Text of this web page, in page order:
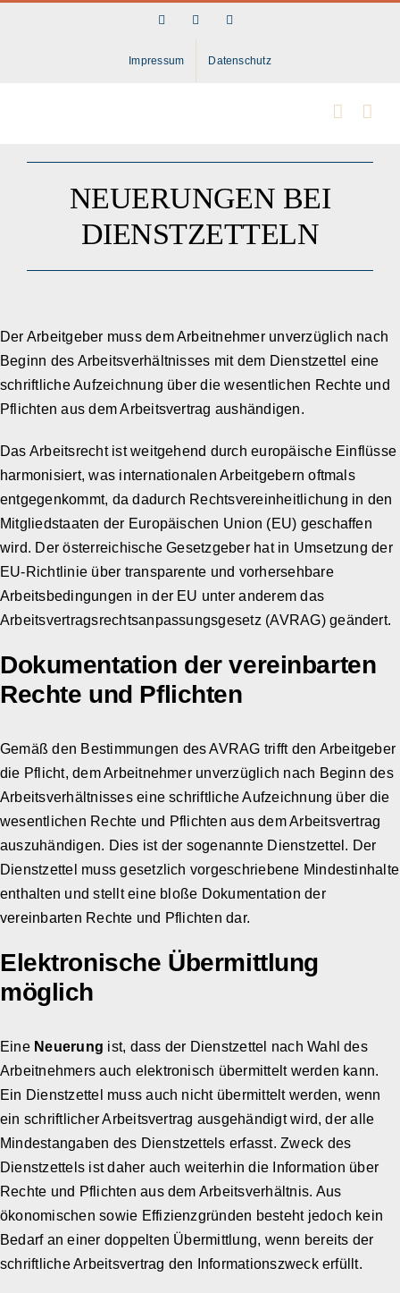
FacebookLinkedIn
Impressum Datenschutz
NEUERUNGEN BEI
DIENSTZETTELN
Der Arbeitgeber muss dem Arbeitnehmer unverzüglich nach
Beginn des Arbeitsverhältnisses mit dem Dienstzettel eine
schriftliche Aufzeichnung über die wesentlichen Rechte und
Pflichten aus dem Arbeitsvertrag aushändigen.
Das Arbeitsrecht ist weitgehend durch europäische Einflüsse
harmonisiert, was internationalen Arbeitgebern oftmals
entgegenkommt, da dadurch Rechtsvereinheitlichung in den
Mitgliedstaaten der Europäischen Union (EU) geschaffen
wird. Der österreichische Gesetzgeber hat in Umsetzung der
EU-Richtlinie über transparente und vorhersehbare
Arbeitsbedingungen in der EU unter anderem das
Arbeitsvertragsrechtsanpassungsgesetz (AVRAG) geändert.
Dokumentation der vereinbarten
Rechte und Pflichten
Gemäß den Bestimmungen des AVRAG trifft den Arbeitgeber
die Pflicht, dem Arbeitnehmer unverzüglich nach Beginn des
Arbeitsverhältnisses eine schriftliche Aufzeichnung über die
wesentlichen Rechte und Pflichten aus dem Arbeitsvertrag
auszuhändigen. Dies ist der sogenannte Dienstzettel. Der
Dienstzettel muss gesetzlich vorgeschriebene Mindestinhalte
enthalten und stellt eine bloße Dokumentation der
vereinbarten Rechte und Pflichten dar.
Elektronische Übermittlung
möglich
Eine Neuerung ist, dass der Dienstzettel nach Wahl des
Arbeitnehmers auch elektronisch übermittelt werden kann.
Ein Dienstzettel muss auch nicht übermittelt werden, wenn
ein schriftlicher Arbeitsvertrag ausgehändigt wird, der alle
Mindestangaben des Dienstzettels erfasst. Zweck des
Dienstzettels ist daher auch weiterhin die Information über
Rechte und Pflichten aus dem Arbeitsverhältnis. Aus
ökonomischen sowie Effizienzgründen besteht jedoch kein
Bedarf an einer doppelten Übermittlung, wenn bereits der
schriftliche Arbeitsvertrag den Informationszweck erfüllt.